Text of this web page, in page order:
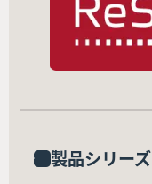
製品シリーズ